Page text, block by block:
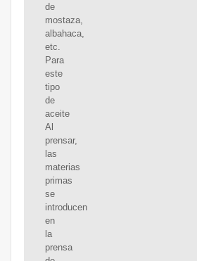
de
mostaza,
albahaca,
etc.
Para
este
tipo
de
aceite
Al
prensar,
las
materias
primas
se
introducen
en
la
prensa